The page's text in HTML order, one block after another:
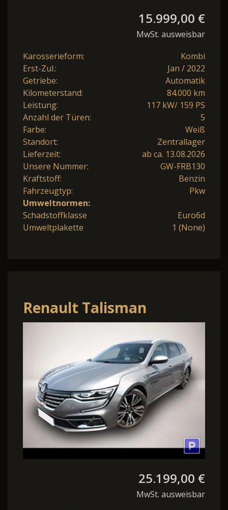
15.999,00 €
MwSt. ausweisbar
Karosserieform:
Kombi
Erst-Zul.:
Jan / 2022
Getriebe:
Automatik
Kilometerstand:
84.000 km
Leistung:
117 kW/ 159 PS
Anzahl der Türen:
5
Farbe:
Weiß
Standort:
Zentrallager
Lieferzeit:
ab ca. 13.08.2026
Unsere Nummer:
GW-FRB130
Kraftstoff:
Benzin
Fahrzeugtyp:
Pkw
Umweltnormen:
Schadstoffklasse
Euro6d
Umweltplakette
1 (None)
Renault Talisman
Grandtr 1.3 TCe 160 EDC
Init. Paris ACC
25.199,00 €
MwSt. ausweisbar